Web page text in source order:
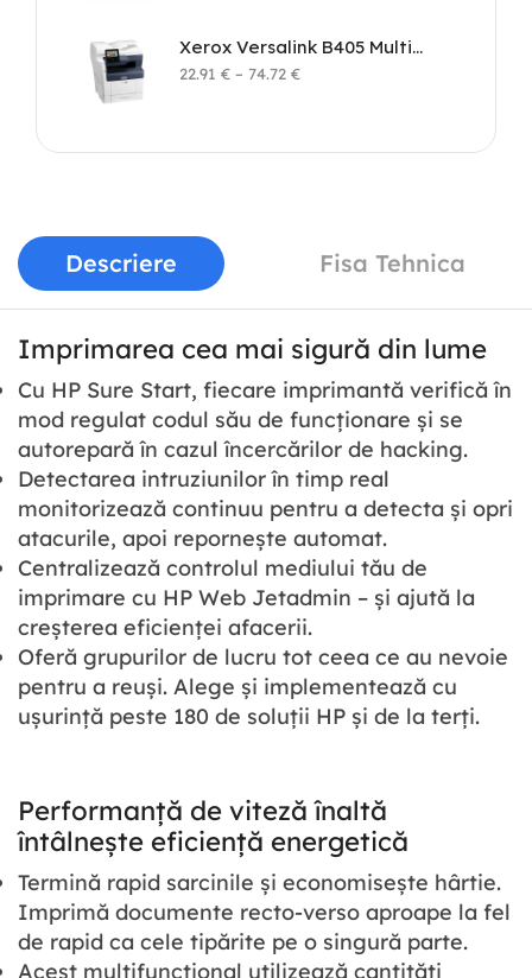
Xerox Versalink B405 Multifunction Printer
22.91 € – 74.72 €
Descriere Fisa Tehnica
Imprimarea cea mai sigură din lume
Cu HP Sure Start, fiecare imprimantă verifică în
mod regulat codul său de funcționare și se
autorepară în cazul încercărilor de hacking.
Detectarea intruziunilor în timp real
monitorizează continuu pentru a detecta și opri
atacurile, apoi repornește automat.
Centralizează controlul mediului tău de
imprimare cu HP Web Jetadmin – și ajută la
creșterea eficienței afacerii.
Oferă grupurilor de lucru tot ceea ce au nevoie
pentru a reuși. Alege și implementează cu
ușurință peste 180 de soluții HP și de la terți.
Performanță de viteză înaltă
întâlnește eficiență energetică
Termină rapid sarcinile și economisește hârtie.
Imprimă documente recto-verso aproape la fel
de rapid ca cele tipărite pe o singură parte.
Acest multifuncțional utilizează cantități